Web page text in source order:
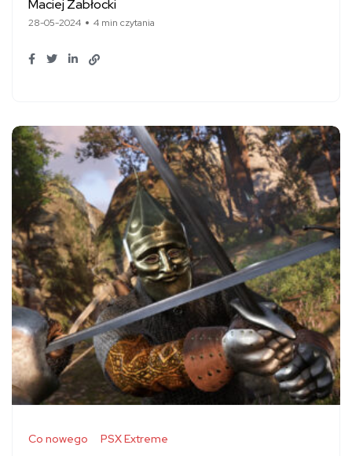
Maciej Zabłocki
28-05-2024 4 min czytania
Co nowego PSX Extreme